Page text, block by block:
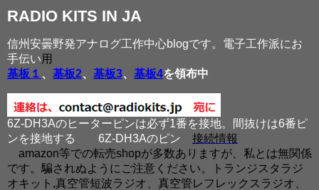
RADIO KITS IN JA
信州安曇野発アナログ工作中心blogです。電子工作派にお
手伝い用
基板１ 、 基板2、 基板3、 基板4を領布中
6Z-DH3Aのヒーターピンは必ず1番を接地。間抜けは6番ピ
ンを接地する
6Z-DH3Aのピン 接続情報
amazon等での転売shopが多数ありますが、私とは無関係
です。騙されぬようにご注意ください。トランジスタラジ
オキット,真空管短波ラジオ、真空管レフレックスラジオ、